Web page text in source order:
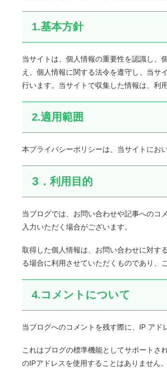
1.基本方針
当サイトは、個人情報の重要性を認識し、
え、個人情報に関する法令を遵守し、当サ
行います。当サイトで収集した情報は、利
2.適用範囲
本プライバシーポリシーは、当サイトにお
3．利用目的
当ブログでは、お問い合わせや記事へのコ
入力いただく場合がございます。
取得した個人情報は、お問い合わせに対す
る場合に利用させていただくものであり、
4.コメントについて
当ブログへのコメントを残す際に、IP アド
これはブログの標準機能としてサポートさ
のIPアドレスを使用することはありません。